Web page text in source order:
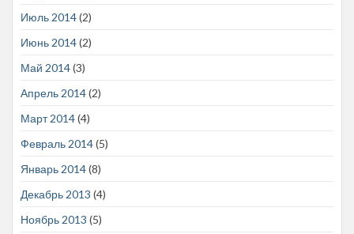
Июль 2014(2)
Июнь 2014(2)
Май 2014(3)
Апрель 2014(2)
Март 2014(4)
Февраль 2014(5)
Январь 2014(8)
Декабрь 2013 (4)
Ноябрь 2013 (5)